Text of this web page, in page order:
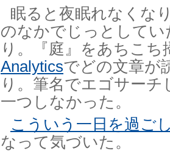
眠ると夜眠れなくな
のなかでじっとして
り。『庭』をあちこ
Analyticsでどの文章が
り。筆名でエゴサー
一つしなかった。
こういう一日を過ご
なって気づいた。